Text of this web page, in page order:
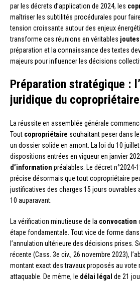
par les décrets d’application de 2024, les
maîtriser les subtilités procédurales pour
tension croissante autour des enjeux
transforme ces réunions en véritables
préparation et la connaissance des textes
majeurs pour influencer les décisions
Préparation stratégique :
juridique du
La réussite en assemblée générale
Tout copropriétaire souhaitant peser dans
un dossier solide en amont. La loi du 10
dispositions entrées en vigueur en janvier
d’information préalables. Le décret n°2024-
précise désormais que tout copropriétaire
justificatives des charges 15 jours ouvrables
10 auparavant.
La vérification minutieuse de la convocation
étape fondamentale. Tout vice de forme
l’annulation ultérieure des décisions prises.
récente (Cass. 3e civ., 26 novembre 2023),
montant exact des travaux proposés au vote
attaquable. De même, le délai légal de 21